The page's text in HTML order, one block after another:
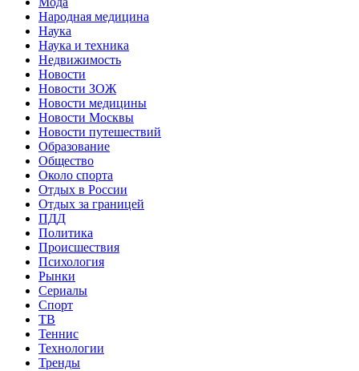
Народная медицина
Наука
Наука и техника
Недвижимость
Новости
Новости ЗОЖ
Новости медицины
Новости Москвы
Новости путешествий
Образование
Общество
Около спорта
Отдых в России
Отдых за границей
ПДД
Политика
Происшествия
Психология
Рынки
Сериалы
Спорт
ТВ
Теннис
Технологии
Тренды